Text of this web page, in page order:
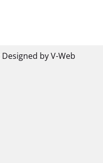
Designed by V-Web